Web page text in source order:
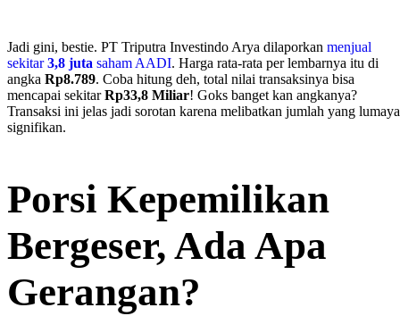
Jadi gini, bestie. PT Triputra Investindo Arya dilaporkan menjual
sekitar3,8 juta saham AADI. Harga rata-rata per lembarnya itu di
angka Rp8.789. Coba hitung deh, total nilai transaksinya bisa
mencapai sekitarRp33,8 Miliar! Goks banget kan angkanya?
Transaksi ini jelas jadi sorotan karena melibatkan jumlah yang
signifikan.
Porsi Kepemilikan
Bergeser, Ada Apa
Gerangan?